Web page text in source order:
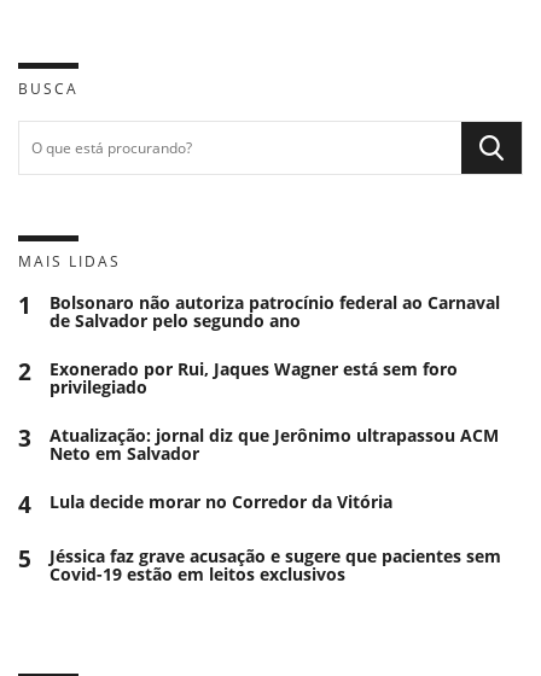
BUSCA
MAIS LIDAS
1 Bolsonaro não autoriza patrocínio federal ao Carnaval
de Salvador pelo segundo ano
2 Exonerado por Rui, Jaques Wagner está sem foro
privilegiado
3 Atualização: jornal diz que Jerônimo ultrapassou ACM
Neto em Salvador
4 Lula decide morar no Corredor da Vitória
5 Jéssica faz grave acusação e sugere que pacientes sem
Covid-19 estão em leitos exclusivos